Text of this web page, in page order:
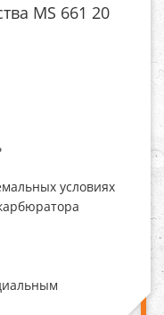
MS 661 20
условиях